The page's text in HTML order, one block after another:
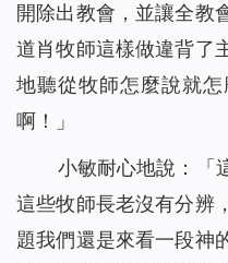
開除出教會，並讓全教
道肖牧師這樣做違背了
地聽從牧師怎麼說就
啊！」
小敏耐心地說：「
這些牧師長老沒有分辨
題我們還是來看一段神